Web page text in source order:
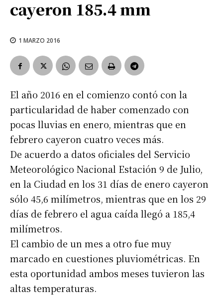
cayeron 185.4 mm
1 MARZO 2016
El año 2016 en el comienzo contó con la
particularidad de haber comenzado con
pocas lluvias en enero, mientras que en
febrero cayeron cuatro veces más.
De acuerdo a datos oficiales del Servicio
Meteorológico Nacional Estación 9 de Julio,
en la Ciudad en los 31 días de enero cayeron
sólo 45,6 milímetros, mientras que en los 29
días de febrero el agua caída llegó a 185,4
milímetros.
El cambio de un mes a otro fue muy
marcado en cuestiones pluviométricas. En
esta oportunidad ambos meses tuvieron las
altas temperaturas.